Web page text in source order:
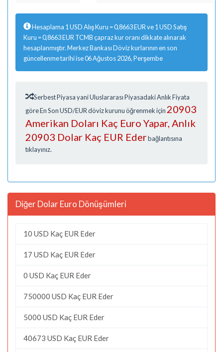
Hesaplama 1 USD Alış Kuru = 0,8663 EUR ve 1 USD Satış
Kuru = 0,8663 EUR TCMB çapraz kur oranı dikkate alınarak
hesaplanmıştır. Merkez Bankası Döviz kurlarının en son
güncellenme tarihi ise 06 Ağustos 2026, Perşembe
Serbest Piyasa yani Uluslararası Piyasadaki Anlık Fiyata
göre En Son USD/EUR döviz kurunu öğrenmek için 20903
Amerikan Doları Kaç Euro Yapar, Anlık
20903 Dolar Kaç EUR Ederbağlantısına
tıklayınız.
Diğer Dolar Euro Dönüşümleri
10 USD Kaç EUR Eder
17 USD Kaç EUR Eder
0 USD Kaç EUR Eder
750000 USD Kaç EUR Eder
5000 USD Kaç EUR Eder
40673 USD Kaç EUR Eder